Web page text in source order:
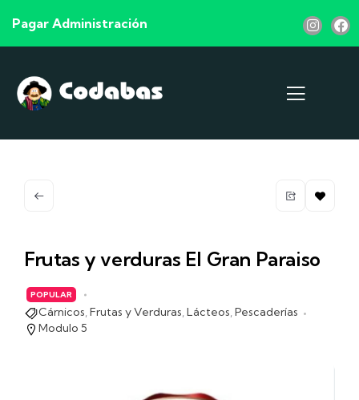
Pagar Administración
Frutas y verduras El Gran Paraiso
POPULAR
Cárnicos,Frutas y Verduras,Lácteos,Pescaderías
Modulo 5